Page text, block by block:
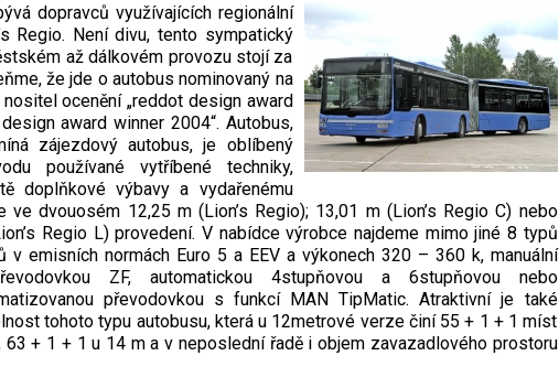
dopravců využívajících regionální
Regio. Není divu, tento sympatický
až dálkovém provozu stojí za
že jde o autobus nominovaný na
ocenění „reddot design award
award winner 2004“. Autobus,
zájezdový autobus, je oblíbený
používané vytříbené techniky,
doplňkové výbavy a vydařenému
ve dvouosém 12,25 m (Lion’s Regio); 13,01 m (Lion’s Regio C) nebo
Regio L) provedení. V nabídce výrobce najdeme mimo jiné 8 typů
v emisních normách Euro 5 a EEV a výkonech 320 – 360 k, manuální
ZF, automatickou 4stupňovou a 6stupňovou nebo
převodovkou s funkcí MAN TipMatic. Atraktivní je také
tohoto typu autobusu, která u 12metrové verze činí 55 + 1 + 1 míst
+ 1 + 1 u 14 m a v neposlední řadě i objem zavazadlového prostoru